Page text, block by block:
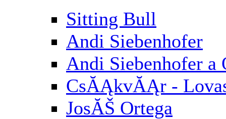
Sitting Bull
Andi Siebenhofer
Andi Siebenhofer
CsĂĄkvĂĄr -
JosĂŠ Ortega